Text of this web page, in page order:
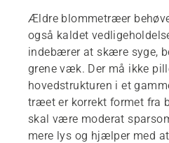
Ældre blommetræer
også kaldet
indebærer at skære syge,
grene væk. Der må ikke
hovedstrukturen i et
træet er korrekt formet fra
skal være moderat
mere lys og hjælper med